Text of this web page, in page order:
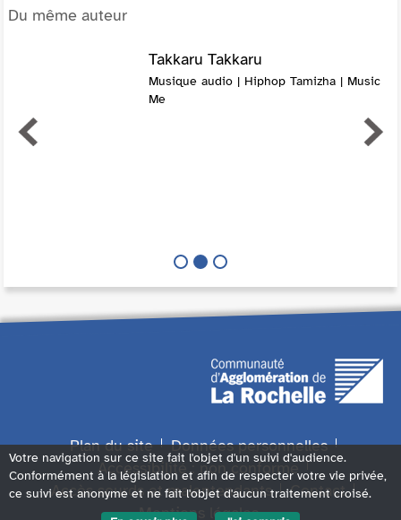
Du même auteur
Takkaru Takkaru
Musique audio | Hiphop Tamizha | Music
Me
Plan du site
Données personnelles
Accessibilité : non conforme
Accès sourds et malentendants
Contact
Mentions légales
Votre navigation sur ce site fait l'objet d'un suivi d'audience.
Conformément à la législation et afin de respecter votre vie privée,
ce suivi est anonyme et ne fait l'objet d'aucun traitement croisé.